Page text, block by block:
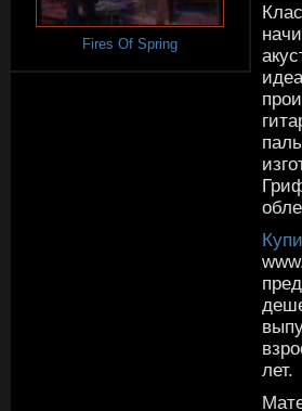
Fires Of Spring
лет.